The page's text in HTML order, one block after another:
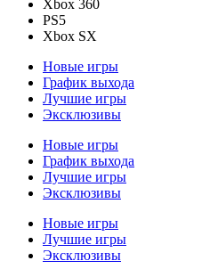
Xbox 360
PS5
Xbox SX
Новые игры
График выхода
Лучшие игры
Эксклюзивы
Новые игры
График выхода
Лучшие игры
Эксклюзивы
Новые игры
Лучшие игры
Эксклюзивы